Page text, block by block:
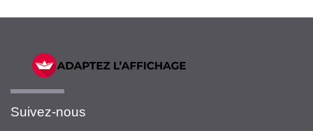
Suivez-nous